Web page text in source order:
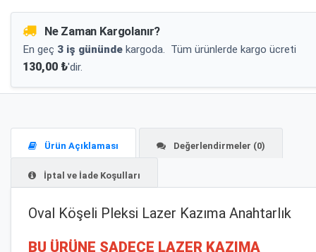
Ne Zaman Kargolanır?
En geç 3 iş gününde kargoda. Tüm ürünlerde kargo ücreti
130,00 ₺'dir.
Ürün Açıklaması Değerlendirmeler (0)
İptal ve İade Koşulları
Oval Köşeli Pleksi Lazer Kazıma Anahtarlık
BU ÜRÜNE SADECE LAZER KAZIMA